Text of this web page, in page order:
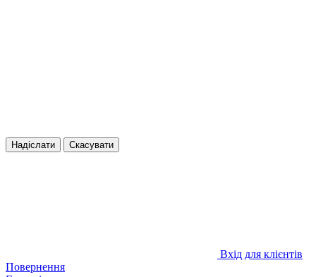
Надіслати Скасувати
Вхід для клієнтів
Повернення